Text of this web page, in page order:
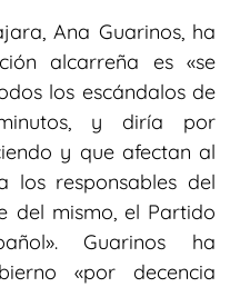
Ana Guarinos, ha
alcarreña es «se
los escándalos de
y diría por
y que afectan al
los responsables del
del mismo, el Partido
Guarinos ha
«por decencia